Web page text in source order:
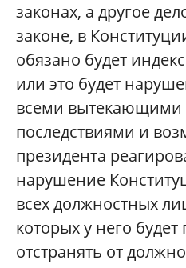
законах, а другое
законе, в
обязано будет
или это будет
всеми вытекающими
последствиями и
президента
нарушение
всех должностных
которых у него
отстранять от